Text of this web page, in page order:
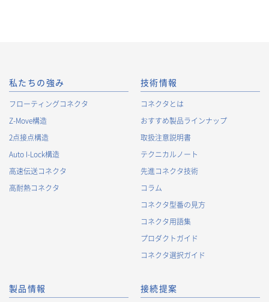
私たちの強み
フローティングコネクタ
Z-Move構造
2点接点構造
Auto I-Lock構造
高速伝送コネクタ
高耐熱コネクタ
技術情報
コネクタとは
おすすめ製品ラインナップ
取扱注意説明書
テクニカルノート
先進コネクタ技術
コラム
コネクタ型番の見方
コネクタ用語集
プロダクトガイド
コネクタ選択ガイド
製品情報 接続提案